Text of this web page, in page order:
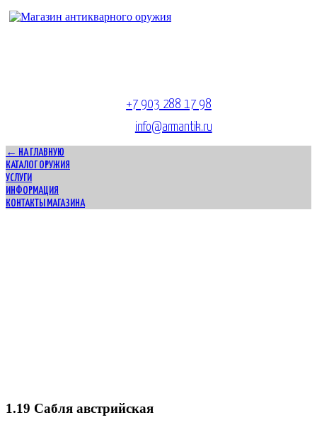
+7 903 288 17 98
info@armantik.ru
← НА ГЛАВНУЮ
КАТАЛОГ ОРУЖИЯ
УСЛУГИ
ИНФОРМАЦИЯ
КОНТАКТЫ МАГАЗИНА
1.19 Сабля австрийская